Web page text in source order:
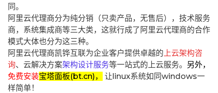
同。
阿里云代理商分为纯分销（只卖产品，无售后），技术服务
商，系统集成商等三大类，这就行成了阿里云代理商的合作
模式大体也分为这三种。
阿里云代理商凯铧互联为企业客户提供卓越的 上云架构咨
询、云解决方案架构设计服务等一站式的上云服务。 另外，
免费安装宝塔面板(bt.cn)，
让linux系统如同windows一
样简单！